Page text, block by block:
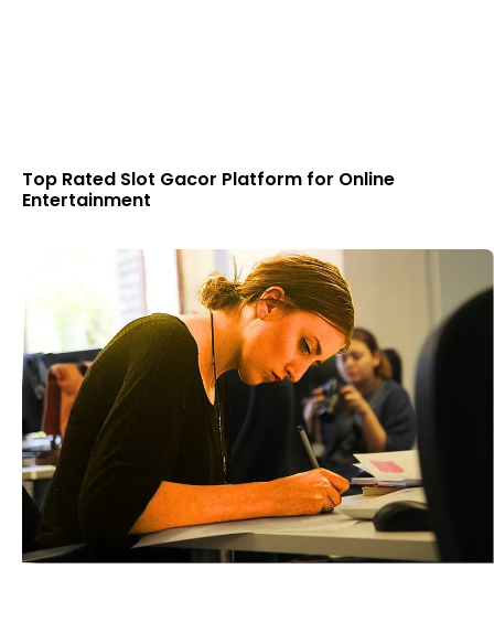
Top Rated Slot Gacor Platform for Online
Entertainment